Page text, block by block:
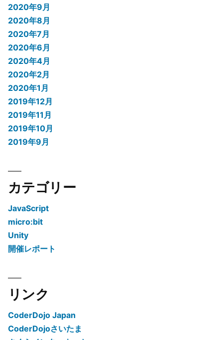
2020年9月
2020年8月
2020年7月
2020年6月
2020年4月
2020年2月
2020年1月
2019年12月
2019年11月
2019年10月
2019年9月
カテゴリー
JavaScript
micro:bit
Unity
開催レポート
リンク
CoderDojo Japan
CoderDojoさいたま